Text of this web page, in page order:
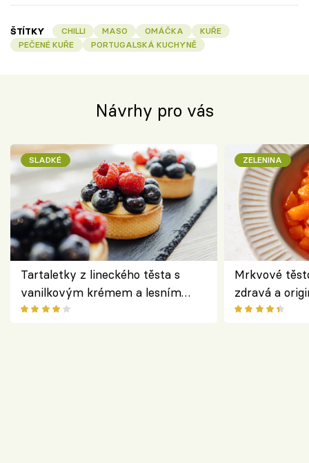
ŠTÍTKY CHILLI MASO OMÁČKA
KUŘE
PEČENÉ KUŘE
PORTUGALSKÁ KUCHYNĚ
Návrhy pro vás
SLADKÉ
Tartaletky z lineckého těsta s
vanilkovým krémem a lesním
ovocem podle Bread Society
ZELENINA
Mrkvové
zdravá a
klasiky